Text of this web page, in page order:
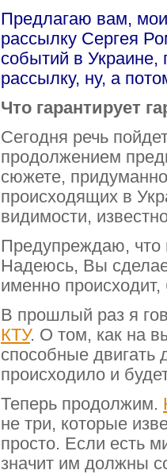
Предлагаю вам,
рассылку Сергея
событий в Украине,
рассылку, ну, а
Что гарантирует
Сегодня речь
продолжением
сюжете,
происходящих в
видимости,
Предупреждаю, что
Надеюсь, Вы
именно
В прошлый раз я
КТУ. О том, как на
способные двигать
происходило и
Теперь продолжим.
не три, которые
просто. Если есть
значит им должны